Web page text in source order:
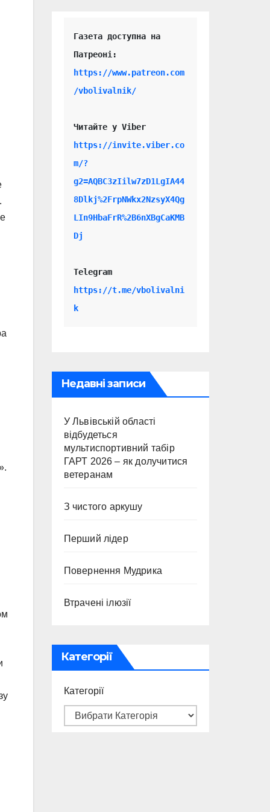
Газета доступна на
https://www.patreon.com
/vbolivalnik/
Читайте у Viber
https://invite.viber.co
m/?
g2=AQBC3zIilw7zD1LgIA44
8Dlkj%2FrpNWkx2NzsyX4Qg
LIn9HbaFrR%2B6nXBgCaKMB
Dj
Telegram
https://t.me/vbolivalni
k
Недавні записи
У Львівській області
відбудеться
мультиспортивний табір
ГАРТ 2026 – як долучитися
ветеранам
З чистого аркушу
Перший лідер
Повернення Мудрика
Втрачені ілюзії
Категорії
Категорії